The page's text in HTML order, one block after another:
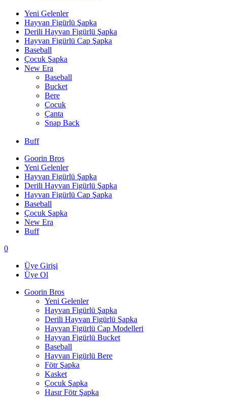
Yeni Gelenler
Hayvan Figürlü Şapka
Derili Hayvan Figürlü Şapka
Hayvan Figürlü Cap Şapka
Baseball
Çocuk Şapka
New Era
Baseball
Bucket
Bere
Çocuk
Çanta
Snap Back
Buff
Goorin Bros
Yeni Gelenler
Hayvan Figürlü Şapka
Derili Hayvan Figürlü Şapka
Hayvan Figürlü Cap Şapka
Baseball
Çocuk Şapka
New Era
Buff
0
Üye Girişi
Üye Ol
Goorin Bros
Yeni Gelenler
Hayvan Figürlü Şapka
Derili Hayvan Figürlü Şapka
Hayvan Figürlü Cap Modelleri
Hayvan Figürlü Bucket
Baseball
Hayvan Figürlü Bere
Fötr Şapka
Kasket
Çocuk Şapka
Hasır Fötr Şapka